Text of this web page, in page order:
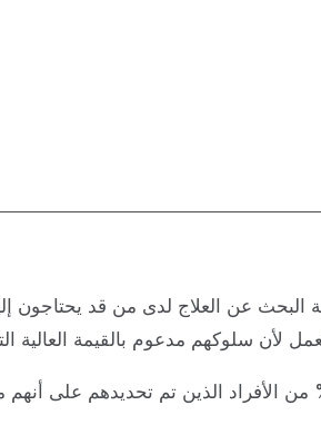
البحث عن العلاج لدى من قد يحتاجون
لأن سلوكهم مدعوم بالقيمة العالية
مقارنة التصورات بين الأزواج أن أقل من 50% من